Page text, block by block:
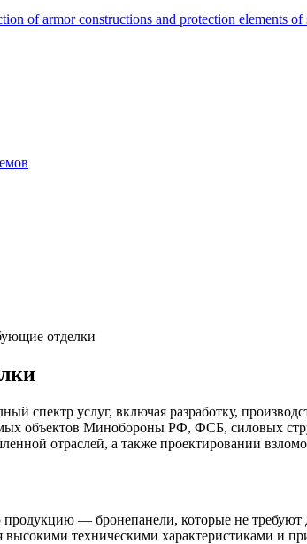
of armor constructions and protection elements of
отделки
услуг, включая разработку,
объектов Минобороны РФ, ФСБ, силовых
отраслей, а также проектировании
— бронепанели, которые не требуют
высокими техническими характеристиками и